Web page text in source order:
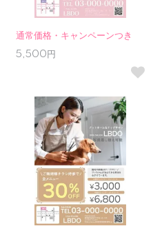
通常価格・キャンペーンつき
5,500円